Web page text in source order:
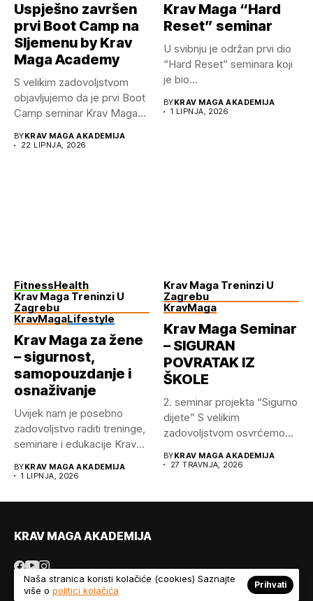
Uspješno završen
prvi Boot Camp na
Sljemenu by Krav
Maga Academy
S velikim zadovoljstvom
objavljujemo da je prvi Boot
Camp seminar Krav Maga...
BYKRAV MAGA AKADEMIJA
22 LIPNJA, 2026
Krav Maga “Hard
Reset” seminar
U svibnju je održan prvi dio
“Hard Reset” seminara koji
je bio...
BYKRAV MAGA AKADEMIJA
1 LIPNJA, 2026
FitnessHealth
Krav Maga Treninzi U
Zagrebu
KravMagaLifestyle
Krav Maga za žene
– sigurnost,
samopouzdanje i
osnaživanje
Uvijek nam je posebno
zadovoljstvo raditi treninge,
seminare i edukacije Krav
BYKRAV MAGA AKADEMIJA
1 LIPNJA, 2026
Krav Maga Treninzi U
Zagrebu
KravMaga
Krav Maga Seminar
– SIGURAN
POVRATAK IZ
ŠKOLE
2.⁠ ⁠seminar projekta “Sigurno
dijete” S velikim
zadovoljstvom osvrćemo
BYKRAV MAGA AKADEMIJA
27 TRAVNJA, 2026
KRAV MAGA AKADEMIJA
© Copyright 2026 Krav Maga Akademija.
Naša stranica koristi kolačiće (cookies) Saznajte
više o politici kolačića
Prihvati